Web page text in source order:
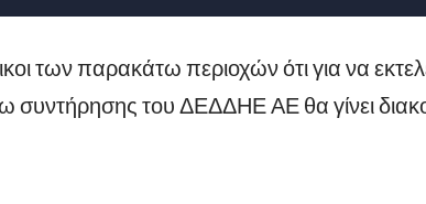
των παρακάτω περιοχών ότι για να
συντήρησης του ΔΕΔΔΗΕ ΑΕ θα γίνει